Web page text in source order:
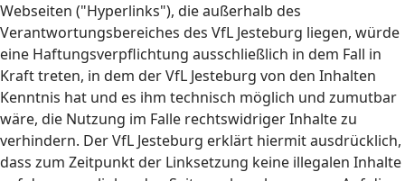
Webseiten ("Hyperlinks"), die außerhalb des
Verantwortungsbereiches des VfL Jesteburg liegen, würde
eine Haftungsverpflichtung ausschließlich in dem Fall in
Kraft treten, in dem der VfL Jesteburg von den Inhalten
Kenntnis hat und es ihm technisch möglich und zumutbar
wäre, die Nutzung im Falle rechtswidriger Inhalte zu
verhindern. Der VfL Jesteburg erklärt hiermit ausdrücklich,
dass zum Zeitpunkt der Linksetzung keine illegalen Inhalte